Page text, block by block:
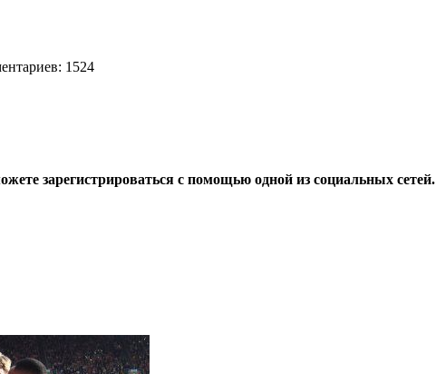
1524
зарегистрироваться с помощью одной из социальных сетей.